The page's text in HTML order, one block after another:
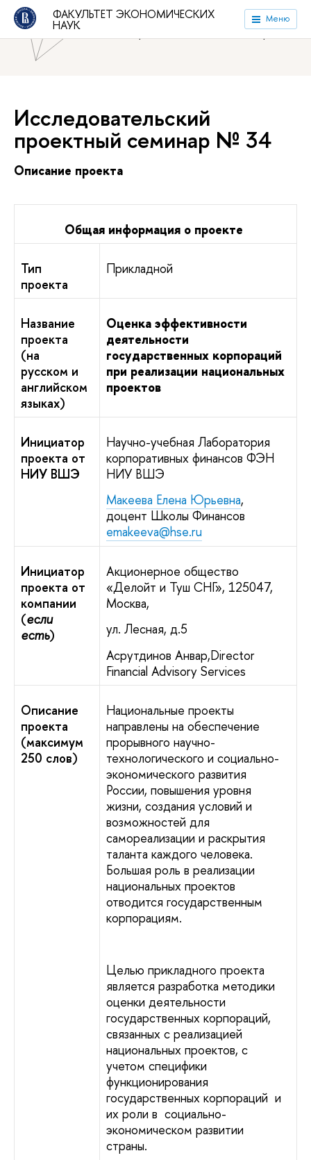
ФАКУЛЬТЕТ ЭКОНОМИЧЕСКИХ
НАУК Меню
Национальный исследовательский университет «Высшая
школа экономики»
Факультет экономических наук
Исследовательский
проектный семинар № 34
Описание проекта
Общая информация о проекте
Тип
проекта
Прикладной
Название
проекта
(на
русском и
английском
языках)
Оценка эффективности
деятельности
государственных корпораций
при реализации национальных
проектов
Инициатор
проекта от
НИУ ВШЭ
Научно-учебная Лаборатория
корпоративных финансов ФЭН
НИУ ВШЭ
Макеева Елена Юрьевна,
доцент Школы Финансов
emakeeva@hse.ru
Инициатор
проекта от
компании
(если
есть)
Акционерное общество
«Делойт и Туш СНГ», 125047,
Москва,
ул. Лесная, д.5
Асрутдинов Анвар,Director
Financial Advisory Services
Описание
проекта
(максимум
250 слов)
Национальные проекты
направлены на обеспечение
прорывного научно-
технологического и социально-
экономического развития
России, повышения уровня
жизни, создания условий и
возможностей для
самореализации и раскрытия
таланта каждого человека.
Большая роль в реализации
национальных проектов
отводится государственным
корпорациям.
Целью прикладного проекта
является разработка методики
оценки деятельности
государственных корпораций,
связанных с реализацией
национальных проектов, с
учетом специфики
функционирования
государственных корпораций и
их роли в социально-
экономическом развитии
страны.